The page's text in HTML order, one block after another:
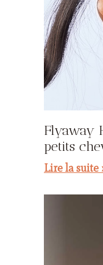
Flyaway
petits
Lire la suite